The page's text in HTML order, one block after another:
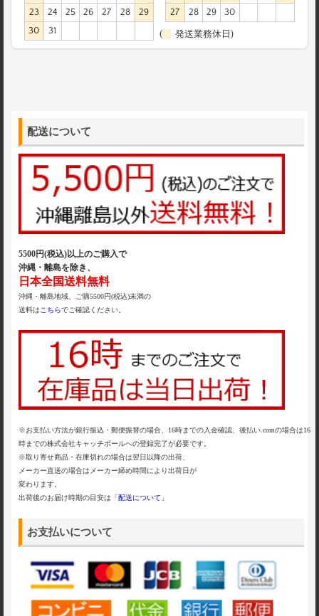
23
24 25 26 27 28
29
30
31
27
28 29 30
( 発送業務休日)
配送について
5500円(税込)以上のご購入で
沖縄・離島を除き、
日本全国送料無料
沖縄・離島地域、ご購5500円(税込)未満の
送料は こちらでご確認ください。
※お支払い方法が銀行振込・郵便振替の場合、16時までの入金確認、後払い.comの場合は16
時までの株式会社キャッチボールへの登録完了が必要です。
※取り寄せ商品・在庫切れの場合は翌日以降の出荷、
メーカー直送の場合はメーカー締め時間により出荷日が
変わります。
出荷後のお届け時期の目安は「配送について 」
お支払いについて